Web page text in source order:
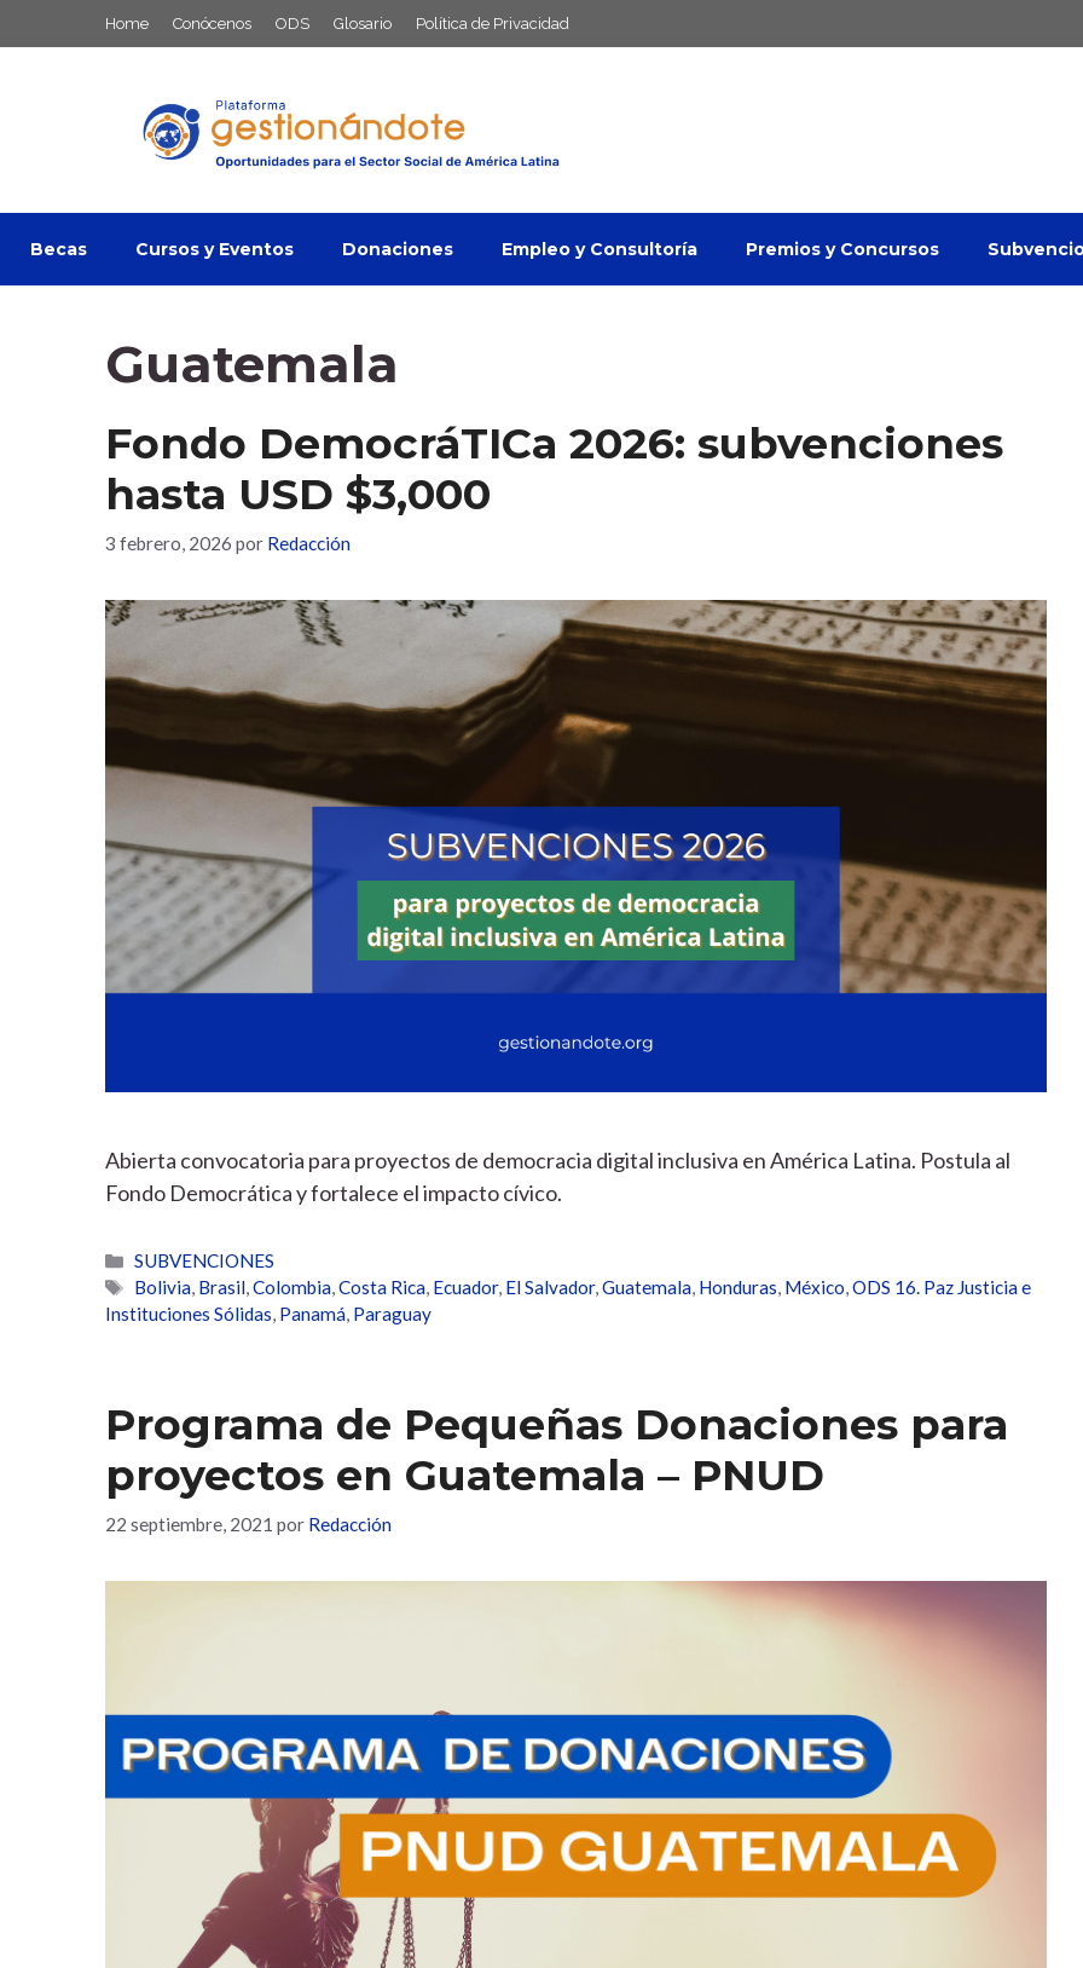
al
Home Conócenos ODS Glosario Política de Privacidad
Becas Cursos y Eventos Donaciones Empleo y Consultoría Premios y Concursos
Guatemala
Fondo DemocráTICa 2026: subvenciones
hasta USD $3,000
3 febrero, 2026 por Redacción
Abierta convocatoria para proyectos de democracia digital inclusiva en América Latina. Postula al
Fondo Democrática y fortalece el impacto cívico.
Categorías
SUBVENCIONES
Etiquetas
Bolivia, Brasil,Colombia,Costa Rica, Ecuador, El Salvador,Guatemala, Honduras, México,ODS 16. Paz Justicia e
Instituciones Sólidas, Panamá, Paraguay
Programa de Pequeñas Donaciones para
proyectos en Guatemala – PNUD
22 septiembre, 2021 por Redacción